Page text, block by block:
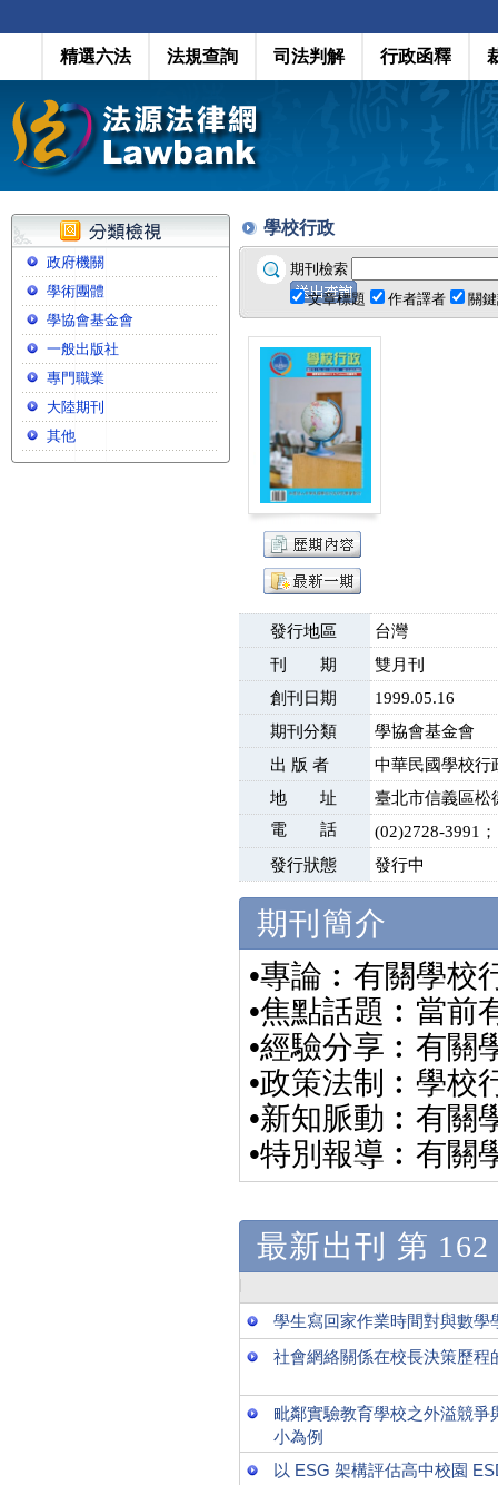
精選六法 法規查詢 司法判解 行政函釋
政府機關
學術團體
學協會基金會
一般出版社
專門職業
大陸期刊
其他
學校行政
期刊檢索
文章標題
作者譯者 關
發行地區
台灣
刊 期
雙月刊
創刊日期
1999.05.16
期刊分類
學協會基金會
出 版 者
中華民國學校行
地 址
臺北市信義區松
電 話
(02)2728-3991；
發行狀態
發行中
期刊簡介
•專論︰有關學校
•焦點話題︰當前
•經驗分享︰有關
•政策法制︰學校
•新知脈動︰有關
•特別報導︰有關
最新出刊 第
學生寫回家作業時間對與數學
社會網絡關係在校長決策歷程
毗鄰實驗教育學校之外溢競
小為例
以 ESG 架構評估高中校園